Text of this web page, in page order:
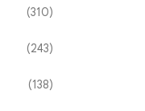
(310)
(243)
(138)